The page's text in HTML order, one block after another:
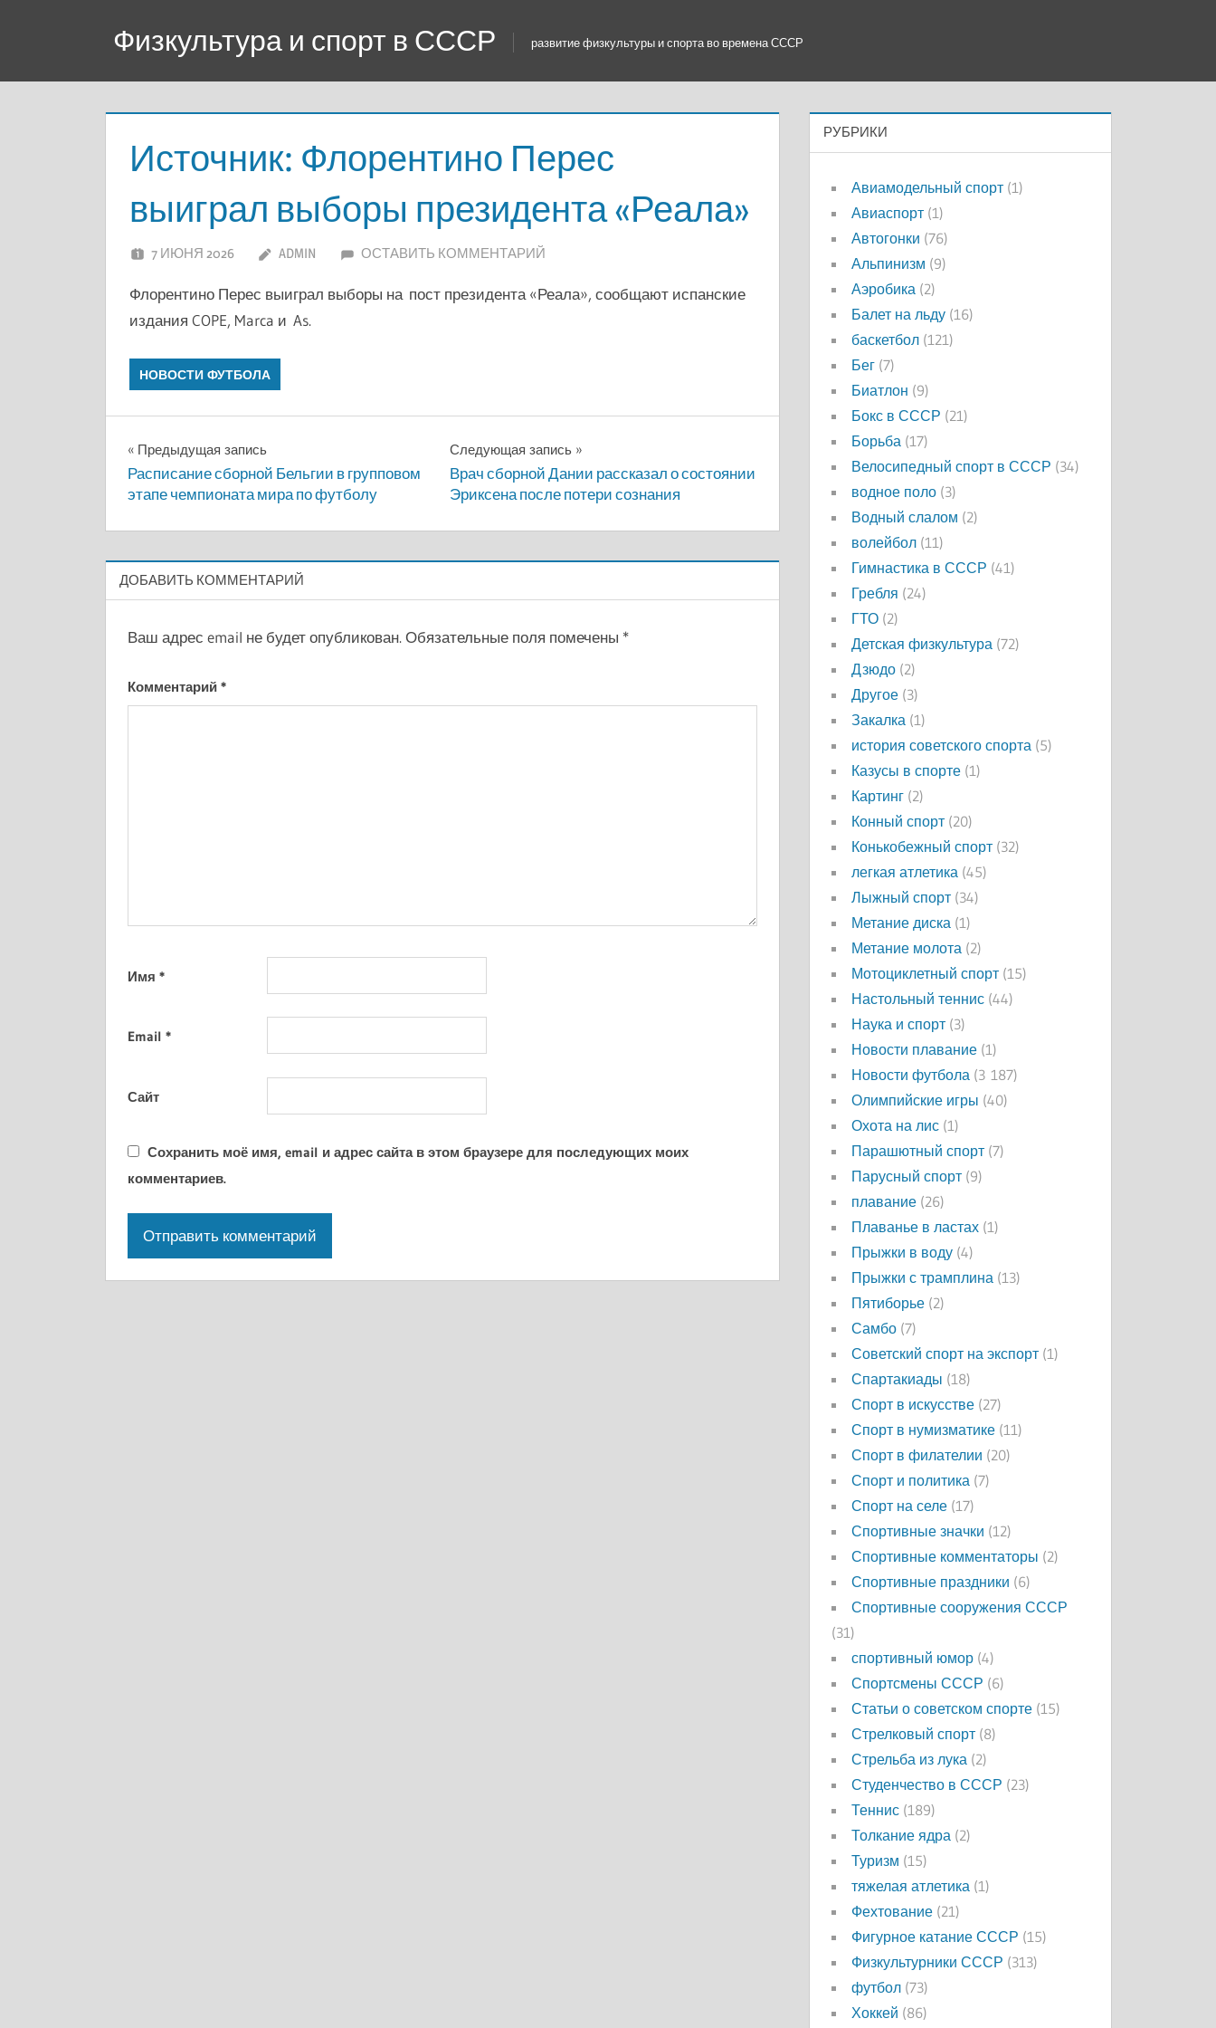
Физкультура и спорт в СССР развитие физкультуры и спорта во времена СССР
Источник: Флорентино Перес
выиграл выборы президента «Реала»
7 ИЮНЯ 2026 ADMIN ОСТАВИТЬ КОММЕНТАРИЙ
Флорентино Перес выиграл выборы на пост президента «Реала», сообщают испанские
издания COPE, Marca и As.
НОВОСТИ ФУТБОЛА
Навигация
по
записям
Предыдущая запись
Расписание сборной Бельгии в групповом
этапе чемпионата мира по футболу
Следующая запись
Врач сборной Дании рассказал о состоянии
Эриксена после потери сознания
ДОБАВИТЬ КОММЕНТАРИЙ
Ваш адрес email не будет опубликован.Обязательные поля помечены *
Комментарий *
Имя *
Email *
Сайт
Сохранить моё имя, email и адрес сайта в этом браузере для последующих моих
комментариев.
РУБРИКИ
Авиамодельный спорт (1)
Авиаспорт (1)
Автогонки (76)
Альпинизм (9)
Аэробика (2)
Балет на льду (16)
баскетбол (121)
Бег (7)
Биатлон (9)
Бокс в СССР (21)
Борьба (17)
Велосипедный спорт в СССР (34)
водное поло (3)
Водный слалом (2)
волейбол (11)
Гимнастика в СССР (41)
Гребля (24)
ГТО (2)
Детская физкультура (72)
Дзюдо (2)
Другое (3)
Закалка (1)
история советского спорта (5)
Казусы в спорте (1)
Картинг (2)
Конный спорт (20)
Конькобежный спорт (32)
легкая атлетика (45)
Лыжный спорт (34)
Метание диска (1)
Метание молота (2)
Мотоциклетный спорт (15)
Настольный теннис (44)
Наука и спорт (3)
Новости плавание (1)
Новости футбола (3 187)
Олимпийские игры (40)
Охота на лис (1)
Парашютный спорт (7)
Парусный спорт (9)
плавание (26)
Плаванье в ластах (1)
Прыжки в воду (4)
Прыжки с трамплина (13)
Пятиборье (2)
Самбо (7)
Советский спорт на экспорт (1)
Спартакиады (18)
Спорт в искусстве (27)
Спорт в нумизматике (11)
Спорт в филателии (20)
Спорт и политика (7)
Спорт на селе (17)
Спортивные значки (12)
Спортивные комментаторы (2)
Спортивные праздники (6)
Спортивные сооружения СССР
(31)
спортивный юмор (4)
Спортсмены СССР (6)
Статьи о советском спорте (15)
Стрелковый спорт (8)
Стрельба из лука (2)
Студенчество в СССР (23)
Теннис (189)
Толкание ядра (2)
Туризм (15)
тяжелая атлетика (1)
Фехтование (21)
Фигурное катание СССР (15)
Физкультурники СССР (313)
футбол (73)
Хоккей (86)